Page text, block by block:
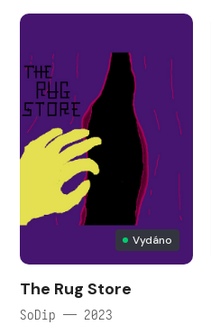
Vydáno
The Rug Store
SoDip — 2023